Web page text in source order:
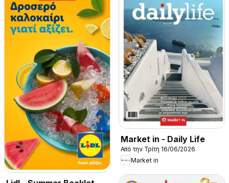
Market in - Daily Life
Από την Τρίτη 16/06/2026
Market in